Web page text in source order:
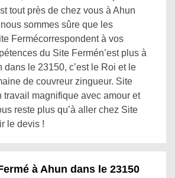
tout près de chez vous à Ahun
sommes sûre que les
Fermécorrespondent à vos
du Site Fermén’est plus à
dans le 23150, c’est le Roi et le
de couvreur zingueur. Site
travail magnifique avec amour et
reste plus qu’à aller chez Site
le devis !
à Ahun dans le 23150